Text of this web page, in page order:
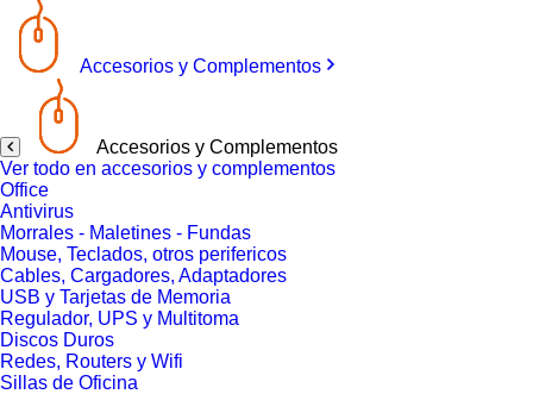
Accesorios y Complementos
Accesorios y Complementos
Ver todo en accesorios y complementos
Office
Antivirus
Morrales - Maletines - Fundas
Mouse, Teclados, otros perifericos
Cables, Cargadores, Adaptadores
USB y Tarjetas de Memoria
Regulador, UPS y Multitoma
Discos Duros
Redes, Routers y Wifi
Sillas de Oficina